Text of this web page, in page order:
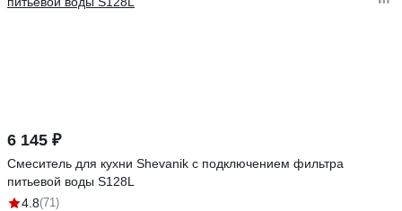
6 145 ₽
Смеситель для кухни Shevanik с подключением фильтра
питьевой воды S128L
4.8(71)